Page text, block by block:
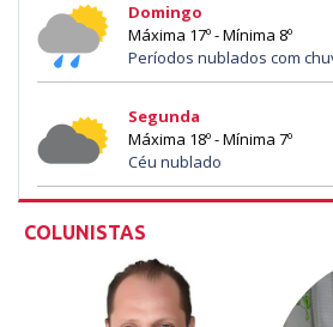
Domingo
Máxima 17º - Mínima 8º
Períodos nublados com
Segunda
Máxima 18º - Mínima 7º
Céu nublado
COLUNISTAS